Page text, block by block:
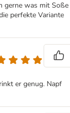
gerne was mit Soße
perfekte Variante
er genug. Napf